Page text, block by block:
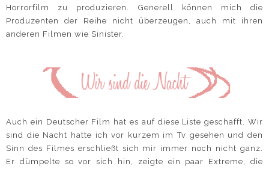
Horrorfilm zu produzieren. Generell können mich die
Produzenten der Reihe nicht überzeugen, auch mit ihren
anderen Filmen wie Sinister.
Auch ein Deutscher Film hat es auf diese Liste geschafft. Wir
sind die Nacht hatte ich vor kurzem im Tv gesehen und den
Sinn des Filmes erschließt sich mir immer noch nicht ganz.
Er dümpelte so vor sich hin, zeigte ein paar Extreme, die